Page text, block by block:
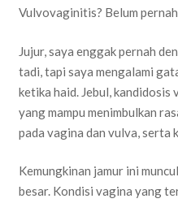
Vulvovaginitis? Belum
Jujur, saya enggak pernah
tadi, tapi saya mengalami
ketika haid. Jebul,
yang mampu menimbulkan
pada vagina dan vulva, serta
Kemungkinan jamur ini
besar. Kondisi vagina yang